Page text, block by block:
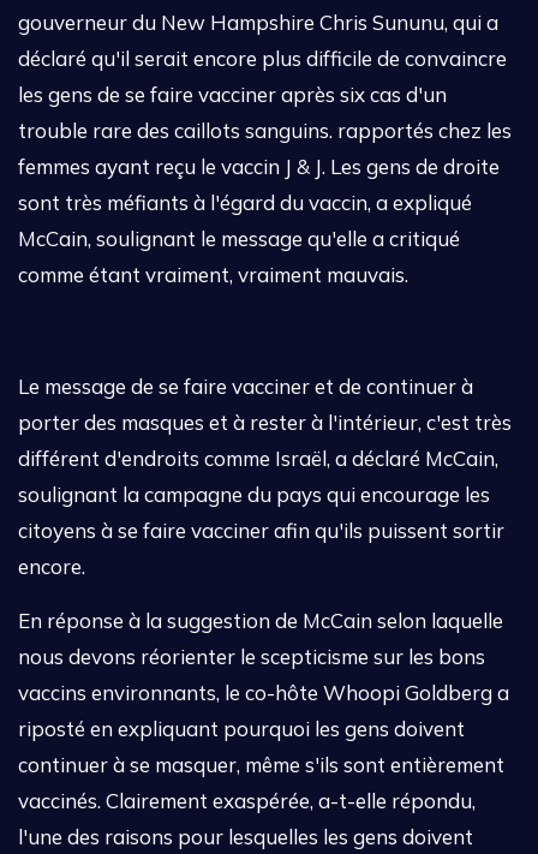
gouverneur du New Hampshire Chris Sununu, qui a
déclaré qu'il serait encore plus difficile de convaincre
les gens de se faire vacciner après six cas d'un
trouble rare des caillots sanguins. rapportés chez les
femmes ayant reçu le vaccin J & J. Les gens de droite
sont très méfiants à l'égard du vaccin, a expliqué
McCain, soulignant le message qu'elle a critiqué
comme étant vraiment, vraiment mauvais.
Le message de se faire vacciner et de continuer à
porter des masques et à rester à l'intérieur, c'est très
différent d'endroits comme Israël, a déclaré McCain,
soulignant la campagne du pays qui encourage les
citoyens à se faire vacciner afin qu'ils puissent sortir
encore.
En réponse à la suggestion de McCain selon laquelle
nous devons réorienter le scepticisme sur les bons
vaccins environnants, le co-hôte Whoopi Goldberg a
riposté en expliquant pourquoi les gens doivent
continuer à se masquer, même s'ils sont entièrement
vaccinés. Clairement exaspérée, a-t-elle répondu,
l'une des raisons pour lesquelles les gens doivent